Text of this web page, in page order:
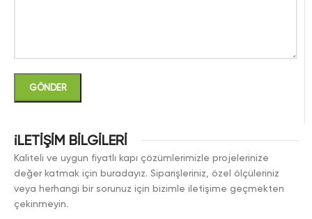
iLETİŞİM BİLGİLERİ
Kaliteli ve uygun fiyatlı kapı çözümlerimizle projelerinize
değer katmak için buradayız. Siparişleriniz, özel ölçüleriniz
veya herhangi bir sorunuz için bizimle iletişime geçmekten
çekinmeyin.